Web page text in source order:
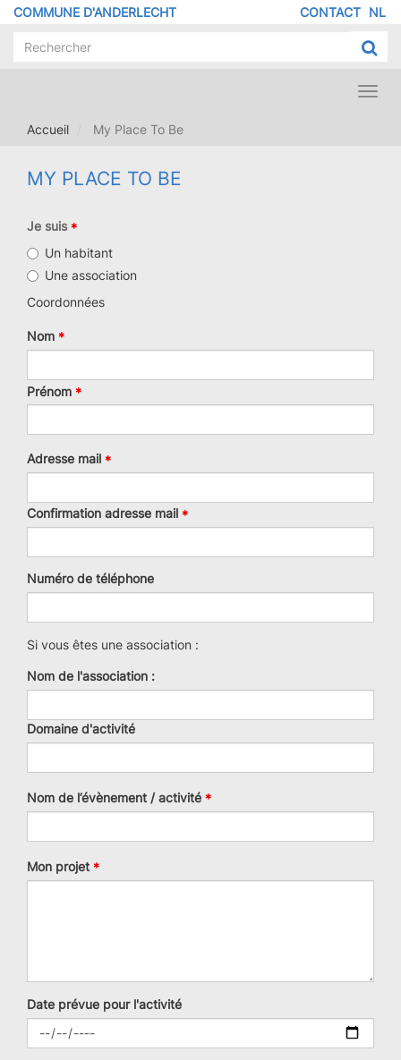
Aller
contenu
COMMUNE D'ANDERLECHT NL
DE
CONTACT
Accueil
My Place To Be
MY PLACE TO BE
Je suis
Un habitant
Une association
Coordonnées
Nom
Prénom
Adresse
mail
Adresse mail
Confirmation adresse mail
Numéro de téléphone
Si vous êtes une association :
Nom de l'association :
Domaine d'activité
Nom de l’évènement / activité
Mon projet
Date prévue pour l'activité